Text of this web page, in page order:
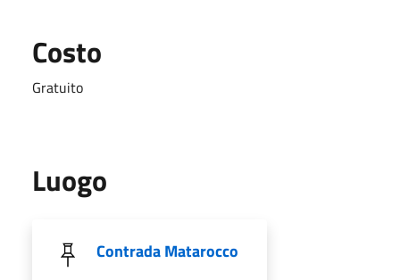
Costo
Gratuito
Luogo
Contrada Matarocco